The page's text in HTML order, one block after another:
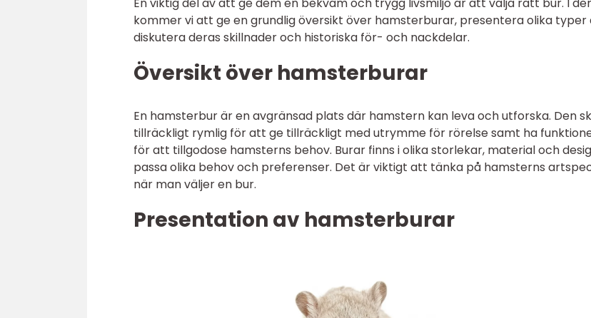
kommer vi att ge en grundlig översikt över hamsterburar, presentera olika typer
diskutera deras skillnader och historiska för- och nackdelar.
Översikt över hamsterburar
En hamsterbur är en avgränsad plats där hamstern kan leva och utforska. Den
tillräckligt rymlig för att ge tillräckligt med utrymme för rörelse samt ha
för att tillgodose hamsterns behov. Burar finns i olika storlekar, material och
passa olika behov och preferenser. Det är viktigt att tänka på hamsterns
när man väljer en bur.
Presentation av hamsterburar